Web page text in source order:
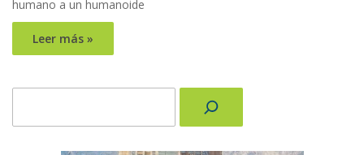
humano a un humanoide
Leer más »